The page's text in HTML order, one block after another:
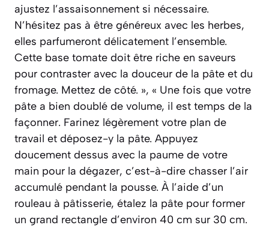
ajustez l’assaisonnement si nécessaire.
N’hésitez pas à être généreux avec les herbes,
elles parfumeront délicatement l’ensemble.
Cette base tomate doit être riche en saveurs
pour contraster avec la douceur de la pâte et du
fromage. Mettez de côté. », « Une fois que votre
pâte a bien doublé de volume, il est temps de la
façonner. Farinez légèrement votre plan de
travail et déposez-y la pâte. Appuyez
doucement dessus avec la paume de votre
main pour la dégazer, c’est-à-dire chasser l’air
accumulé pendant la pousse. À l’aide d’un
rouleau à pâtisserie, étalez la pâte pour former
un grand rectangle d’environ 40 cm sur 30 cm.